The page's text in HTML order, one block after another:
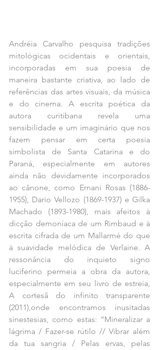
Andréia Carvalho pesquisa tradições
mitológicas ocidentais e orientais,
incorporadas em sua poesia de
maneira bastante criativa, ao lado de
referências das artes visuais, da música
e do cinema. A escrita poética da
autora curitibana revela uma
sensibilidade e um imaginário que nos
fazem pensar em certa poesia
simbolista de Santa Catarina e do
Paraná, especialmente em autores
ainda não devidamente incorporados
ao cânone, como Ernani Rosas (1886-
1955), Dario Vellozo (1869-1937) e Gilka
Machado (1893-1980), mais afeitos à
dicção demoníaca de um Rimbaud e à
escrita cifrada de um Mallarmé do que
à suavidade melódica de Verlaine. A
ressonância do inquieto signo
luciferino permeia a obra da autora,
especialmente em seu livro de estreia,
A cortesã do infinito transparente
(2011),onde encontramos inusitadas
sinestesias, como estas: “Mineralizar a
lágrima / Fazer-se rútilo // Vibrar além
da tua sangria / Pelas ervas, pelas